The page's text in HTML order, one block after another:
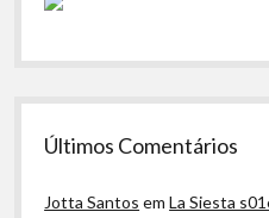
Últimos Comentários
Jotta Santos emLa Siesta